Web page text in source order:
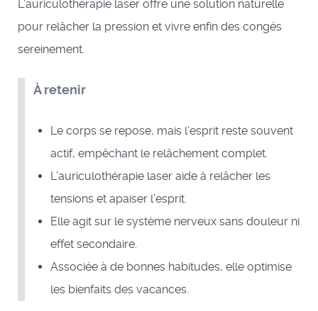
L’auriculothérapie laser offre une solution naturelle
pour relâcher la pression et vivre enfin des congés
sereinement.
À retenir
Le corps se repose, mais l’esprit reste souvent
actif, empêchant le relâchement complet.
L’auriculothérapie laser aide à relâcher les
tensions et apaiser l’esprit.
Elle agit sur le système nerveux sans douleur ni
effet secondaire.
Associée à de bonnes habitudes, elle optimise
les bienfaits des vacances.